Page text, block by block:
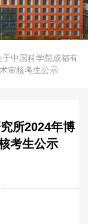
于中国科学院成都有
审核考生公示
所2024年博
考生公示